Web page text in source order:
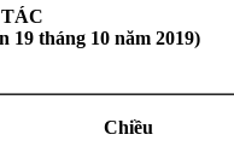
19 tháng 10 năm 2019)
Chiều